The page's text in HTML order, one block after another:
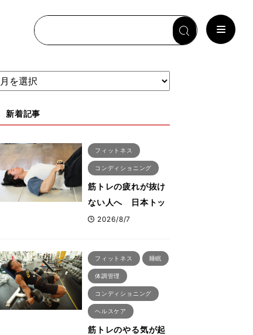
新着記事
フィットネス
コンディショニング
筋トレの疲れが抜け
ない人へ 日本トッ
プボディビルダー・
る「回復習慣」
2026/8/7
フィットネス 睡眠
体調管理
コンディショニング
ヘルスケア
筋トレのやる気が起